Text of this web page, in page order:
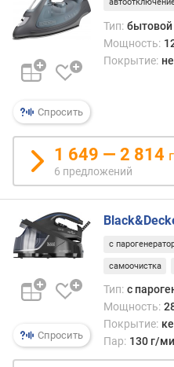
о
п
о
у
р
н
о
с
т
и
о
т
е
ш
в
ы
Спросить
Тип: бытовой
Мощность:
Покрытие:
1 649 — 2 814
6 предложений
Спросить
с
самоочистка
Тип: с
Мощность:
Покрытие:
Пар: 130 г/